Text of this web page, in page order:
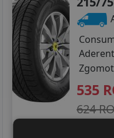
Zgomot
535
624